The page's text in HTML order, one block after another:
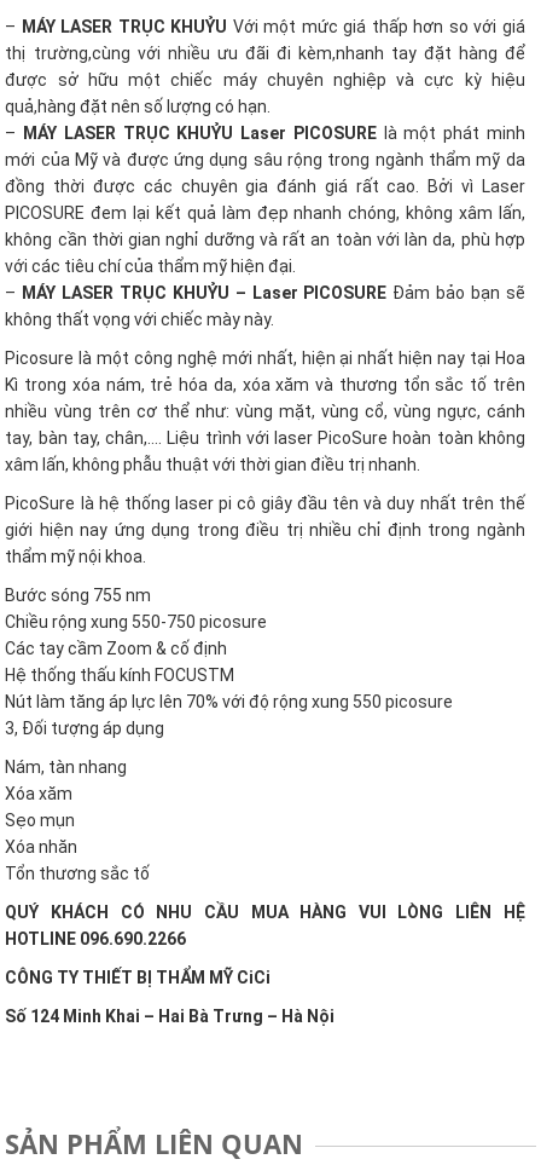
– MÁY LASER TRỤC KHUỶU Với một mức giá thấp hơn so với giá
thị trường,cùng với nhiều ưu đãi đi kèm,nhanh tay đặt hàng để
được sở hữu một chiếc máy chuyên nghiệp và cực kỳ hiệu
quả,hàng đặt nên số lượng có hạn.
–
MÁY LASER TRỤC KHUỶU Laser PICOSURElà một phát minh
mới của Mỹ và được ứng dụng sâu rộng trong ngành thẩm mỹ da
đồng thời được các chuyên gia đánh giá rất cao. Bởi vì Laser
PICOSURE đem lại kết quả làm đẹp nhanh chóng, không xâm lấn,
không cần thời gian nghỉ dưỡng và rất an toàn với làn da, phù hợp
với các tiêu chí của thẩm mỹ hiện đại.
– MÁY LASER TRỤC KHUỶU – Laser PICOSURE Đảm bảo bạn sẽ
không thất vọng với chiếc mày này.
Picosure là một công nghệ mới nhất, hiện ại nhất hiện nay tại Hoa
Kì trong xóa nám, trẻ hóa da, xóa xăm và thương tổn sắc tố trên
nhiều vùng trên cơ thể như: vùng mặt, vùng cổ, vùng ngực, cánh
tay, bàn tay, chân,…. Liệu trình với laser PicoSure hoàn toàn không
xâm lấn, không phẫu thuật với thời gian điều trị nhanh.
PicoSure là hệ thống laser pi cô giây đầu tên và duy nhất trên thế
giới hiện nay ứng dụng trong điều trị nhiều chỉ định trong ngành
thẩm mỹ nội khoa.
Bước sóng 755 nm
Chiều rộng xung 550-750 picosure
Các tay cầm Zoom & cố định
Hệ thống thấu kính FOCUSTM
Nút làm tăng áp lực lên 70% với độ rộng xung 550 picosure
3, Đối tượng áp dụng
Nám, tàn nhang
Xóa xăm
Sẹo mụn
Xóa nhăn
Tổn thương sắc tố
QUÝ KHÁCH CÓ NHU CẦU MUA HÀNG VUI LÒNG LIÊN HỆ
HOTLINE 096.690.2266
CÔNG TY THIẾT BỊ THẨM MỸ CiCi
Số 124 Minh Khai – Hai Bà Trưng – Hà Nội
SẢN PHẨM LIÊN QUAN